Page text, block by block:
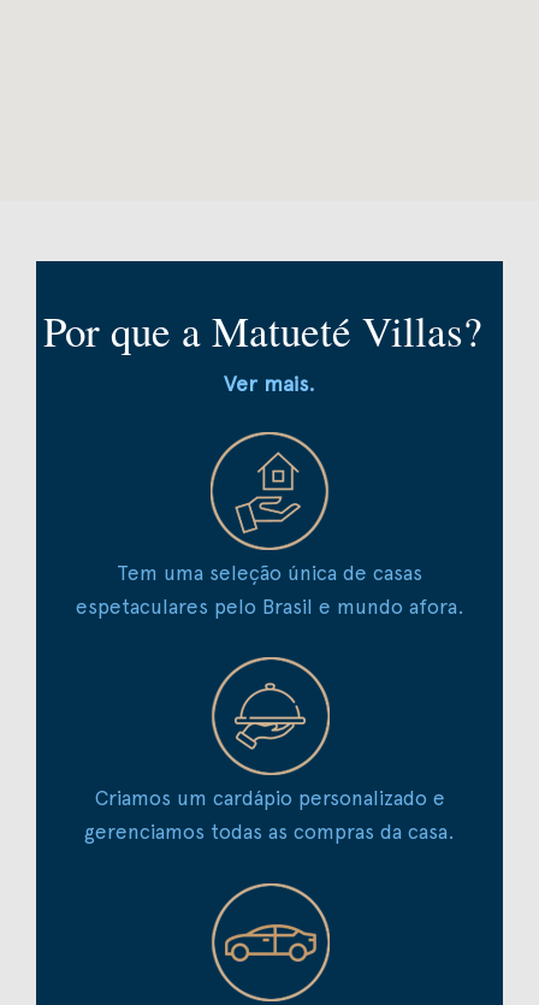
Por que a Matueté Villas?
Ver mais.
Tem uma seleção única de casas
espetaculares pelo Brasil e mundo afora.
Criamos um cardápio personalizado e
gerenciamos todas as compras da casa.